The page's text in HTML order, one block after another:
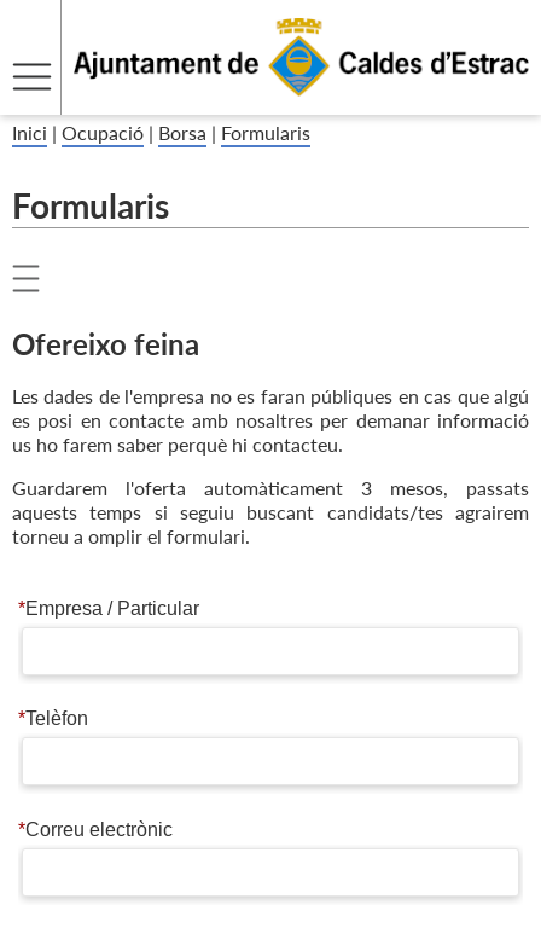
Inici | Ocupació | Borsa | Formularis
Formularis
Ofereixo feina
Les dades de l'empresa no es faran públiques en cas que algú
es posi en contacte amb nosaltres per demanar informació
us ho farem saber perquè hi contacteu.
Guardarem l'oferta automàticament 3 mesos, passats
aquests temps si seguiu buscant candidats/tes agrairem
torneu a omplir el formulari.
*Empresa / Particular
*Telèfon
*Correu electrònic